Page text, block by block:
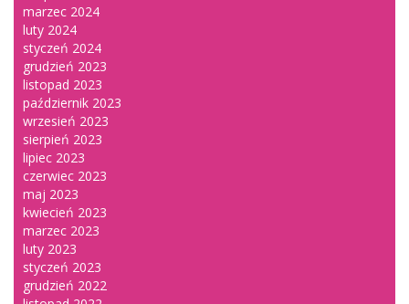
marzec 2024
luty 2024
styczeń 2024
grudzień 2023
listopad 2023
październik 2023
wrzesień 2023
sierpień 2023
lipiec 2023
czerwiec 2023
maj 2023
kwiecień 2023
marzec 2023
luty 2023
styczeń 2023
grudzień 2022